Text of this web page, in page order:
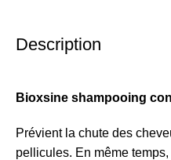
Description
Bioxsine shampooing
Prévient la chute des
pellicules. En même